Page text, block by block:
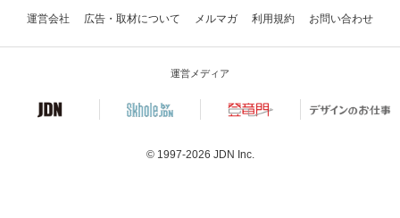
運営会社 広告・取材について メルマガ 利用規約 お問い合わせ
運営メディア
© 1997-2026 JDN Inc.